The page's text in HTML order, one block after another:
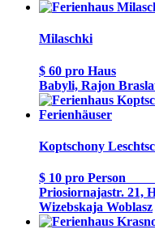
Milaschki
$ 60 pro Haus
Babyli, Rajon
Koptschony
$ 10 pro Person
Priosiornajastr. 21,
Wizebskaja Woblasz